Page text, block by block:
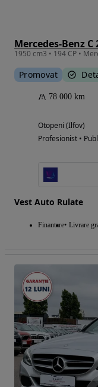
Mercedes-Benz C
Promovat
78 000 km
Otopeni (Ilfov)
Profesionist •
Vest Auto Rulate
Finantare Livrare